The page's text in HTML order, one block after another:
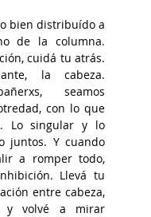
bien distribuído a
de la columna.
cuidá tu atrás.
la cabeza.
seamos
con lo que
Lo singular y lo
juntos. Y cuando
a romper todo,
Llevá tu
entre cabeza,